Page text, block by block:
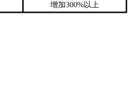
增加300%以上